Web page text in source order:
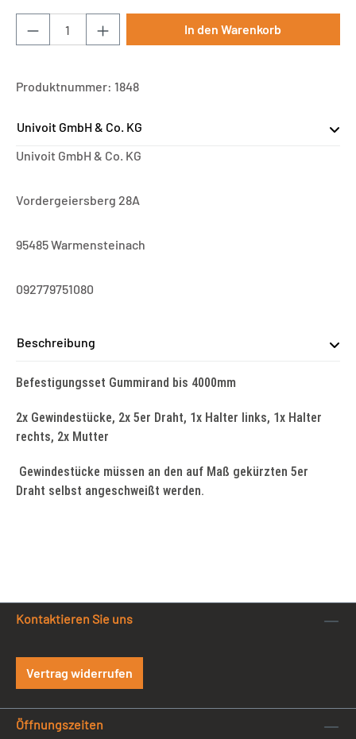
Produkt Anzahl: Gib den gewünschten
In den Warenkorb
Produktnummer: 1848
Univoit GmbH & Co. KG
Univoit GmbH & Co. KG
Vordergeiersberg 28A
95485 Warmensteinach
092779751080
Beschreibung
Befestigungsset Gummirand bis 4000mm
2x Gewindestücke, 2x 5er Draht, 1x Halter links, 1x Halter
rechts, 2x Mutter
Gewindestücke müssen an den auf Maß gekürzten 5er
Draht selbst angeschweißt werden.
Kontaktieren Sie uns
Vertrag widerrufen
Öffnungszeiten